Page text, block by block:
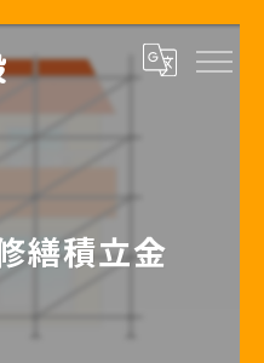
繕積立金